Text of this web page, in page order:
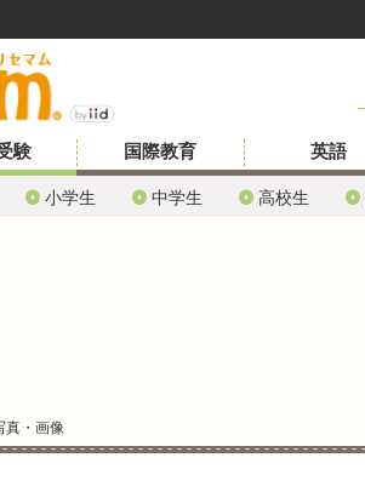
験
小学生 中学生 高校生
国際教育 英語
真・画像